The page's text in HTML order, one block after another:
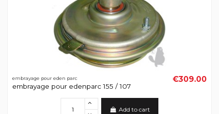
embrayage pour eden parc
embrayage pour edenparc 155 / 107
€309.00
Add to cart